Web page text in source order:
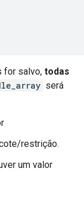
for salvo, todas
será
restrição.
um valor